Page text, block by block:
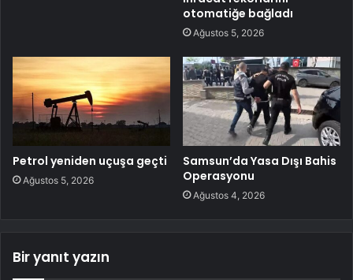
otomatiğe bağladı
Ağustos 5, 2026
Petrol yeniden uçuşa geçti
Ağustos 5, 2026
Samsun’da Yasa Dışı Bahis
Operasyonu
Ağustos 4, 2026
Bir yanıt yazın